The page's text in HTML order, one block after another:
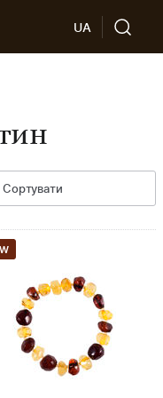
UA
Сортувати